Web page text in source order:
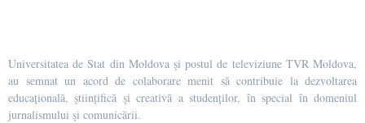
Universitatea de Stat din Moldova și postul de televiziune TVR Moldova,
au semnat un acord de colaborare menit să contribuie la dezvoltarea
educațională, științifică și creativă a studenților, în special în domeniul
jurnalismului și comunicării.